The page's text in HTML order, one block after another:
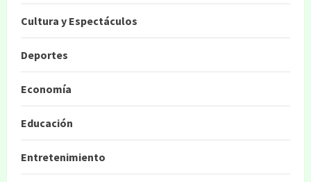
Cultura y Espectáculos
Deportes
Economía
Educación
Entretenimiento